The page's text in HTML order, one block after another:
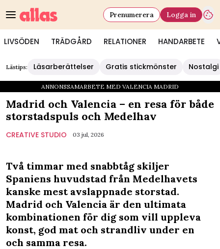
LIVSÖDEN TRÄDGÅRD RELATIONER HANDARBETE
Prenumerera Logga in
Lästips: Läsarberättelser Gratis stickmönster Nostalgi
ANNONSSAMARBETE MED VALENCIA MADRID
Madrid och Valencia – en resa för både
storstadspuls och Medelhav
CREATIVE STUDIO 03 jul, 2026
Två timmar med snabbtåg skiljer
Spaniens huvudstad från Medelhavets
kanske mest avslappnade storstad.
Madrid och Valencia är den ultimata
kombinationen för dig som vill uppleva
konst, god mat och strandliv under en
och samma resa.